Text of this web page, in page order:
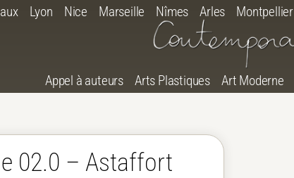
Lyon Nice Marseille Nîmes Arles Montpellier
Appel à auteurs Arts Plastiques Art Moderne
02.0 – Astaffort